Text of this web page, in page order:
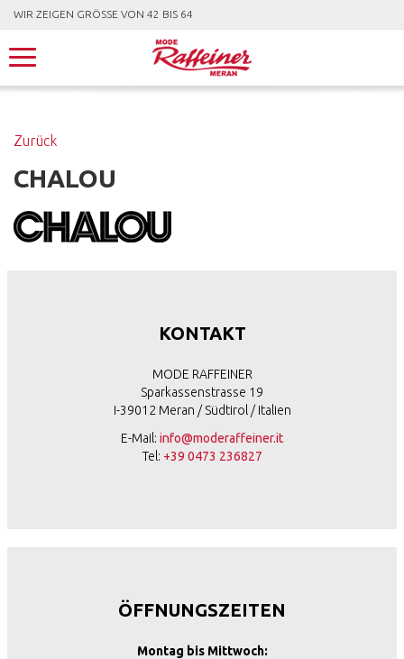
Zurück
CHALOU
KONTAKT
MODE RAFFEINER
Sparkassenstrasse 19
I-39012 Meran / Südtirol / Italien
E-Mail: info@moderaffeiner.it
Tel: +39 0473 236827
ÖFFNUNGSZEITEN
Montag bis Mittwoch:
WIR ZEIGEN GRÖSSE VON 42 BIS 64